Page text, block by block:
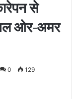
से
ओर-अमर
0 129